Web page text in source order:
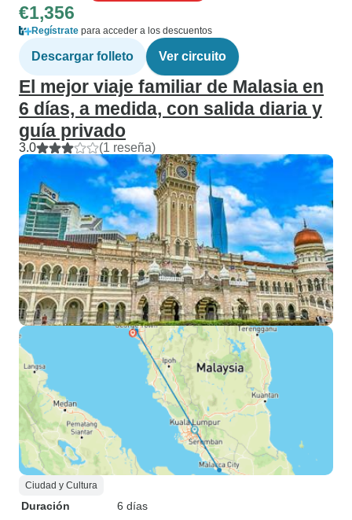
€1,356
Regístrate para acceder a los descuentos
Descargar folleto Ver circuito
El mejor viaje familiar de Malasia en
6 días, a medida, con salida diaria y
guía privado
3.0 (1 reseña)
Ciudad y Cultura
Duración
6 días